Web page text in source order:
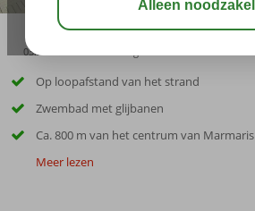
03:30
Op loopafstand van het strand
Zwembad met glijbanen
Ca. 800 m van het centrum van Marmaris
Meer lezen